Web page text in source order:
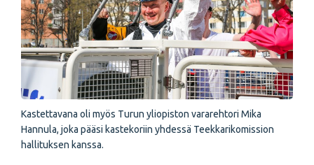
Kastettavana oli myös Turun yliopiston vararehtori Mika
Hannula, joka pääsi kastekoriin yhdessä Teekkarikomission
hallituksen kanssa.